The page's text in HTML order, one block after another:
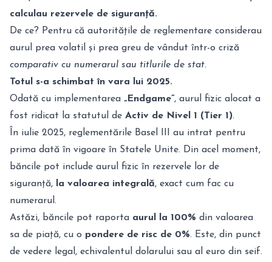
calculau rezervele de siguranță.
De ce? Pentru că autoritățile de reglementare considerau
aurul prea volatil și prea greu de vândut într-o criză
comparativ cu numerarul sau titlurile de stat.
Totul s-a schimbat în vara lui 2025.
Odată cu implementarea „Endgame”, aurul fizic alocat a
fost ridicat la statutul de Activ de Nivel 1 (Tier 1).
În iulie 2025, reglementările Basel III au intrat pentru
prima dată în vigoare în Statele Unite. Din acel moment,
băncile pot include aurul fizic în rezervele lor de
siguranță, la valoarea integrală, exact cum fac cu
numerarul.
Astăzi, băncile pot raporta aurul la 100% din valoarea
sa de piață, cu o pondere de risc de 0%. Este, din punct
de vedere legal, echivalentul dolarului sau al euro din seif.